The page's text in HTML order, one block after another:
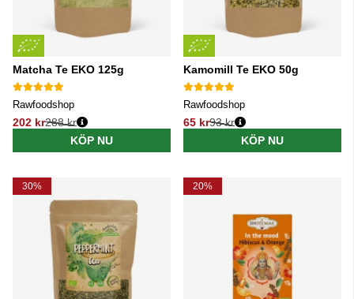
Matcha Te EKO 125g
Rawfoodshop
202 kr
Ordinarie pris:
288 kr
KÖP NU
Kamomill Te EKO 50g
Rawfoodshop
65 kr
Ordinarie pris:
93 kr
KÖP NU
30% 20%